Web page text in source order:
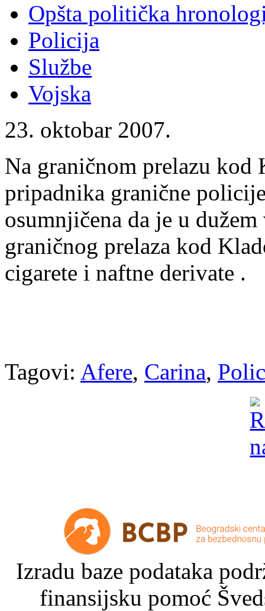
Opšta politička
Policija
Službe
Vojska
23. oktobar 2007.
Na graničnom prelazu kod
pripadnika granične
osumnjičena da je u
graničnog prelaza kod
cigarete i naftne derivate .
Tagovi: Afere, Carina,
Izradu baze podataka
finansijsku pomoć